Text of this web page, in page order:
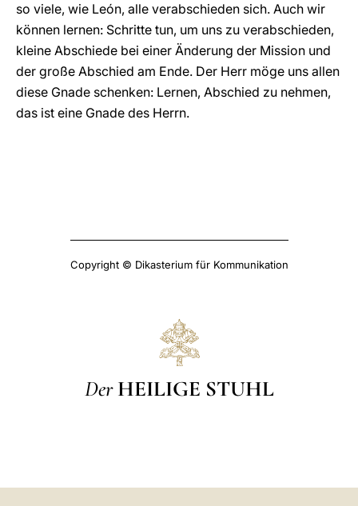
so viele, wie León, alle verabschieden sich. Auch wir
können lernen: Schritte tun, um uns zu verabschieden,
kleine Abschiede bei einer Änderung der Mission und
der große Abschied am Ende. Der Herr möge uns allen
diese Gnade schenken: Lernen, Abschied zu nehmen,
das ist eine Gnade des Herrn.
Copyright © Dikasterium für Kommunikation
Der HEILIGE STUHL